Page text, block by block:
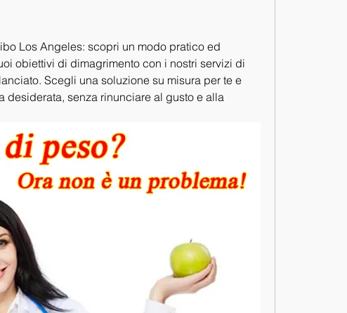
Los Angeles: scopri un modo pratico ed
obiettivi di dimagrimento con i nostri servizi di
Scegli una soluzione su misura per te e
desiderata, senza rinunciare al gusto e alla